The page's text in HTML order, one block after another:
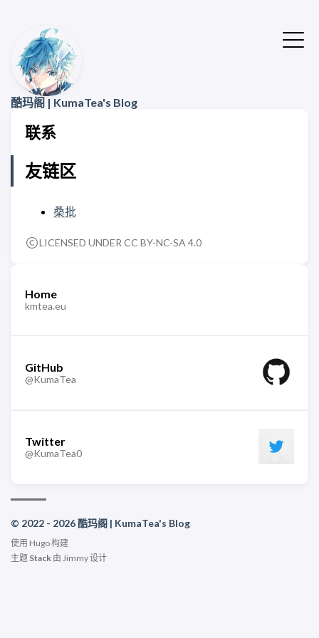
酷玛阁 | KumaTea's Blog
联系
友链区
桑批
LICENSED UNDER CC BY-NC-SA 4.0
Home
kmtea.eu
GitHub
@KumaTea
Twitter
@KumaTea0
© 2022 - 2026 酷玛阁 | KumaTea's Blog
使用 Hugo构建
主题 Stack 由 Jimmy设计